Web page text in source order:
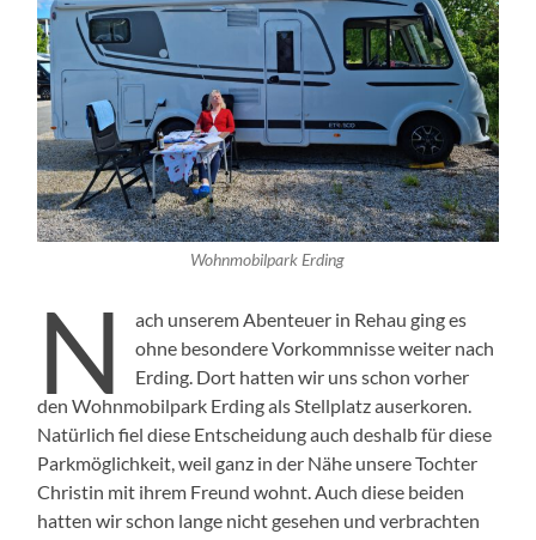
Wohnmobilpark Erding
N
ach unserem Abenteuer in Rehau ging es
ohne besondere Vorkommnisse weiter nach
Erding. Dort hatten wir uns schon vorher
den Wohnmobilpark Erding als Stellplatz auserkoren.
Natürlich fiel diese Entscheidung auch deshalb für diese
Parkmöglichkeit, weil ganz in der Nähe unsere Tochter
Christin mit ihrem Freund wohnt. Auch diese beiden
hatten wir schon lange nicht gesehen und verbrachten